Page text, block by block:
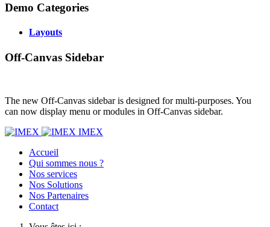
Demo Categories
Layouts
Off-Canvas Sidebar
The new Off-Canvas sidebar is designed for multi-purposes. You
can now display menu or modules in Off-Canvas sidebar.
IMEX
Accueil
Qui sommes nous ?
Nos services
Nos Solutions
Nos Partenaires
Contact